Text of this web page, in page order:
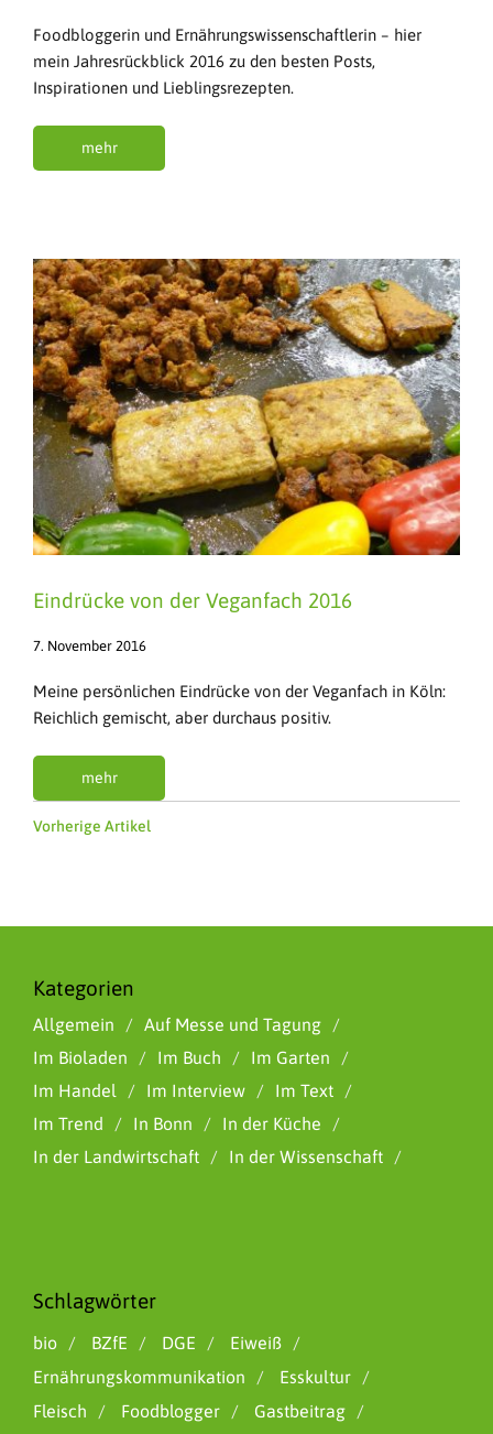
Foodbloggerin und Ernährungswissenschaftlerin – hier
mein Jahresrückblick 2016 zu den besten Posts,
Inspirationen und Lieblingsrezepten.
mehr
Eindrücke von der Veganfach 2016
7. November 2016
Meine persönlichen Eindrücke von der Veganfach in Köln:
Reichlich gemischt, aber durchaus positiv.
mehr
Vorherige Artikel
Kategorien
Allgemein
Auf Messe und Tagung
Im Bioladen
Im Buch
Im Garten
Im Handel
Im Interview
Im Text
Im Trend
In Bonn
In der Küche
In der Landwirtschaft
In der Wissenschaft
Schlagwörter
bio BZfE DGE
Eiweiß
Ernährungskommunikation
Esskultur
Fleisch
Foodblogger Gastbeitrag